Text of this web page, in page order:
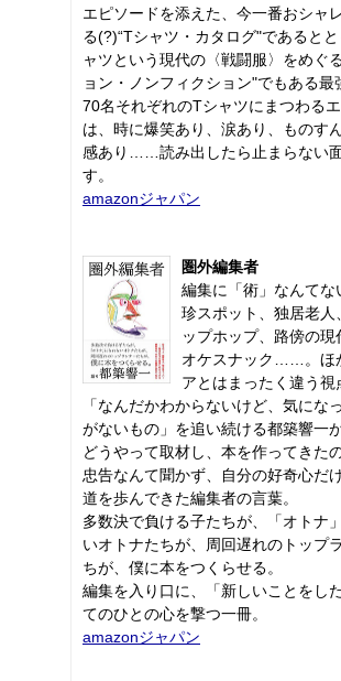
エピソードを添えた、今一番おシャ
る(?)“Tシャツ・カタログ"であると
ャツという現代の〈戦闘服〉をめぐ
ョン・ノンフィクション"でもある最
70名それぞれのTシャツにまつわる
は、時に爆笑あり、涙あり、ものす
感あり……読み出したら止まらない
す。
amazonジャパン
圏外編集者
編集に「術」なんてな
珍スポット、独居老人
ップホップ、路傍の現
オケスナック……。ほ
アとはまったく違う視
「なんだかわからないけど、気にな
がないもの」を追い続ける都築響一
どうやって取材し、本を作ってきた
忠告なんて聞かず、自分の好奇心だ
道を歩んできた編集者の言葉。
多数決で負ける子たちが、「オトナ
いオトナたちが、周回遅れのトップ
ちが、僕に本をつくらせる。
編集を入り口に、「新しいことをし
てのひとの心を撃つ一冊。
amazonジャパン